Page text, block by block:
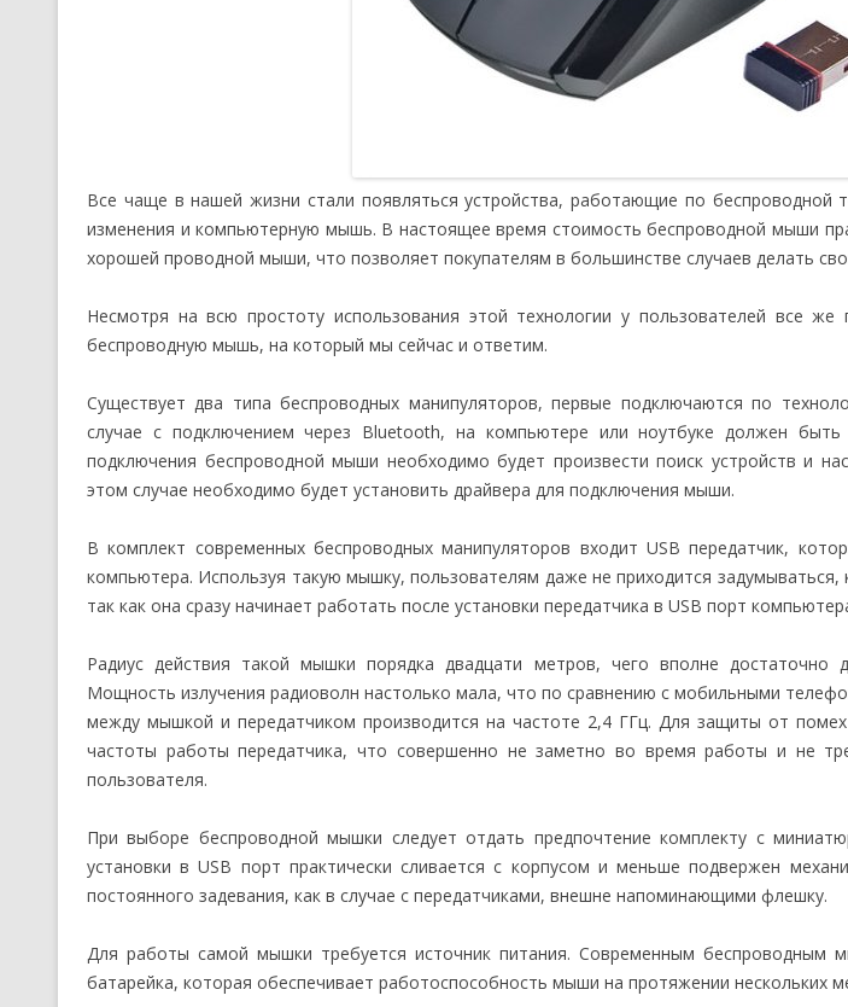
Все чаще в нашей жизни стали появляться устройства, работающие по беспроводной
изменения и компьютерную мышь. В настоящее время стоимость беспроводной мыши
хорошей проводной мыши, что позволяет покупателям в большинстве случаев делать
Несмотря на всю простоту использования этой технологии у пользователей все же
беспроводную мышь, на который мы сейчас и ответим.
Существует два типа беспроводных манипуляторов, первые подключаются по
случае с подключением через Bluetooth, на компьютере или ноутбуке должен быть
подключения беспроводной мыши необходимо будет произвести поиск устройств и
этом случае необходимо будет установить драйвера для подключения мыши.
В комплект современных беспроводных манипуляторов входит USB передатчик,
компьютера. Используя такую мышку, пользователям даже не приходится
так как она сразу начинает работать после установки передатчика в USB порт
Радиус действия такой мышки порядка двадцати метров, чего вполне
Мощность излучения радиоволн настолько мала, что по сравнению с мобильными
между мышкой и передатчиком производится на частоте 2,4 ГГц. Для защиты от помех
частоты работы передатчика, что совершенно не заметно во время работы и не
пользователя.
При выборе беспроводной мышки следует отдать предпочтение комплекту с
установки в USB порт практически сливается с корпусом и меньше подвержен
постоянного задевания, как в случае с передатчиками, внешне напоминающими флешку.
Для работы самой мышки требуется источник питания. Современным беспроводным
батарейка, которая обеспечивает работоспособность мыши на протяжении нескольких